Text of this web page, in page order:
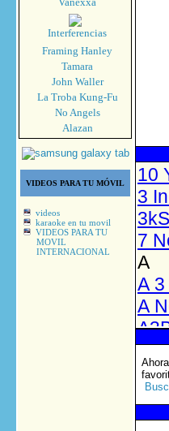
Interferencias
Framing Hanley
Tamara
John Waller
La Troba Kung-Fu
No Angels
Alazan
VIDEOS PARA TU MÓVIL
videos
karaoke en tu movil
VIDEOS PARA TU
MOVIL
INTERNACIONAL